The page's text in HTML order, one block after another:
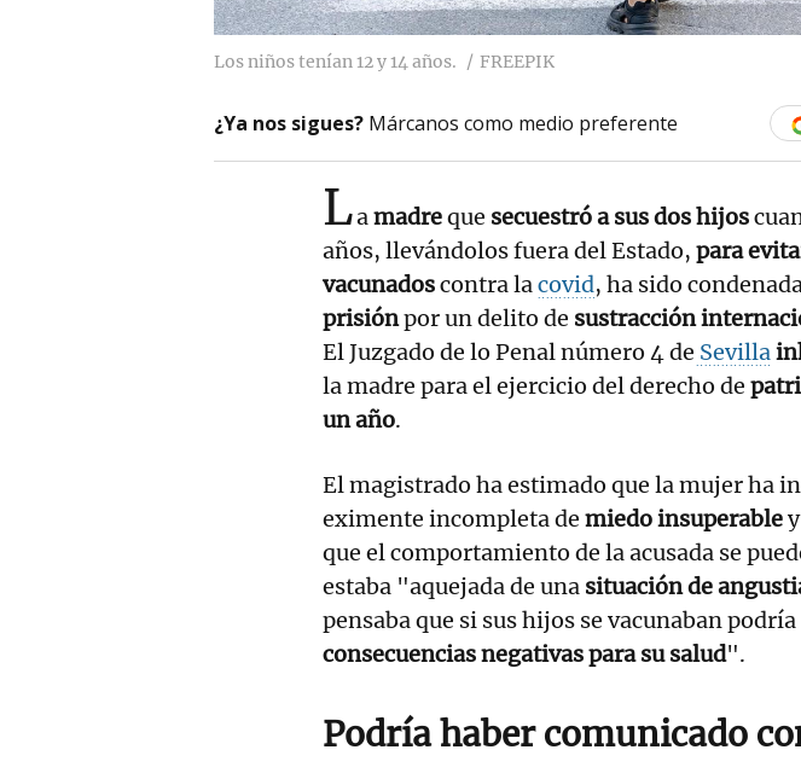
Los niños tenían 12 y 14 años. FREEPIK
¿Ya nos sigues? Márcanos como medio preferente
Lamadreque secuestró a sus dos hijos
años, llevándolos fuera del Estado, para
vacunadoscontra lacovid, ha sido
prisiónpor un delito de sustracción
El Juzgado de lo Penal número 4 de Sevilla
la madre para el ejercicio del derecho de
un año.
El magistrado ha estimado que la mujer ha
eximente incompleta de miedo insuperable
que el comportamiento de la acusada se
estaba "aquejada de una situación de
pensaba que si sus hijos se vacunaban
consecuencias negativas para su salud".
Podría haber comunicado